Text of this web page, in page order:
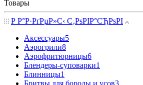
Товары
Р Р°Р·РґРµР»С‹ С‚РѕРІР°СЂРѕРІ
Аксессуары5
Аэрогрили8
Аэрофритюрницы6
Блендеры-суповарки1
Блинницы1